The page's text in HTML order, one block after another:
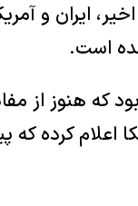
ایران و
است.
که هنوز از
اعلام کرده